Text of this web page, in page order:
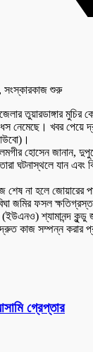
তুয়ারডাঙ্গার মুচির
ধস নেমেছে। খবর
হোসেন জানান,
ঘটনাস্থলে যান এবং
শেষ না হলে জোয়ারের
জমির ফসল
(ইউএনও) শ্যামানন্দ কুন্ডু
কাজ সম্পন্ন করার
গ্রেপ্তার